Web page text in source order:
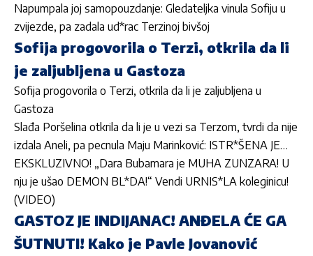
Napumpala joj samopouzdanje: Gledateljka vinula Sofiju u
zvijezde, pa zadala ud*rac Terzinoj bivšoj
Sofija progovorila o Terzi, otkrila da li
je zaljubljena u Gastoza
Sofija progovorila o Terzi, otkrila da li je zaljubljena u
Gastoza
Slađa Poršelina otkrila da li je u vezi sa Terzom, tvrdi da nije
izdala Aneli, pa pecnula Maju Marinković: ISTR*ŠENA JE…
EKSKLUZIVNO! „Dara Bubamara je MUHA ZUNZARA! U
nju je ušao DEMON BL*DA!“ Vendi URNIS*LA koleginicu!
(VIDEO)
GASTOZ JE INDIJANAC! ANĐELA ĆE GA
ŠUTNUTI! Kako je Pavle Jovanović